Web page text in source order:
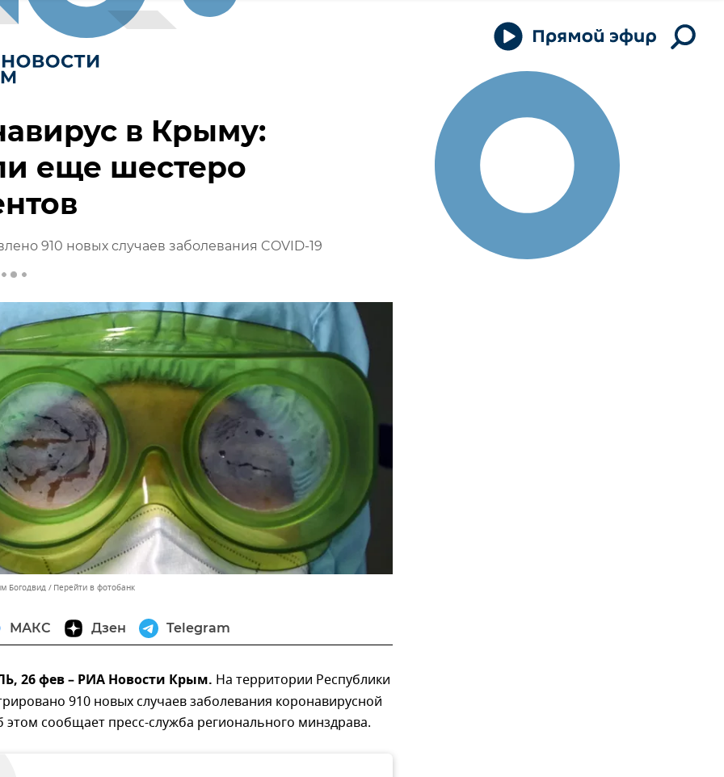
в Крыму:
еще шестеро
910 новых случаев заболевания COVID-19
Богодвид Перейти в фотобанк
МАКС Дзен Telegram
26 фев – РИА Новости Крым. На территории Республики
910 новых случаев заболевания коронавирусной
сообщает пресс-служба регионального минздрава.